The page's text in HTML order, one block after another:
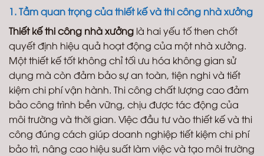
1. Tầm quan trọng của thiết kế và thi công nhà xưởng
Thiết kế thi công nhà xưởng là hai yếu tố then chốt
quyết định hiệu quả hoạt động của một nhà xưởng.
Một thiết kế tốt không chỉ tối ưu hóa không gian sử
dụng mà còn đảm bảo sự an toàn, tiện nghi và tiết
kiệm chi phí vận hành. Thi công chất lượng cao đảm
bảo công trình bền vững, chịu được tác động của
môi trường và thời gian. Việc đầu tư vào thiết kế và thi
công đúng cách giúp doanh nghiệp tiết kiệm chi phí
bảo trì, nâng cao hiệu suất làm việc và tạo môi trường